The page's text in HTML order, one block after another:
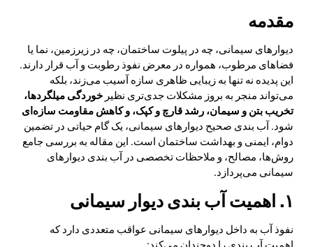
مقدمه
دیوارهای سیمانی، چه در پیلوت ساختمان، چه در زیرزمین، نما یا
فضاهای مرطوب، همواره در معرض نفوذ رطوبت و آب قرار دارند.
این پدیده نه تنها به زیبایی ظاهری سازه آسیب می‌زند، بلکه
می‌تواند منجر به بروز مشکلات جدی‌تری نظیر خوردگی میلگردها،
تخریب بتن و سیمان، رشد قارچ و کپک، و کاهش مقاومت سازه‌ای
شود. آب بندی صحیح دیوارهای سیمانی، یک گام حیاتی در تضمین
دوام، ایمنی و بهداشت ساختمان است. این مقاله به بررسی جامع
روش‌ها، مصالح، و ملاحظات تخصصی در آب بندی دیوارهای
سیمانی می‌پردازد.
۱. اهمیت آب بندی دیوار سیمانی
نفوذ آب به داخل دیوارهای سیمانی عواقب متعددی دارد که